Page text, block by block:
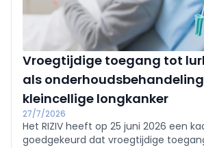
Vroegtijdige toegang tot
als
kleincellige longkanker
27/7/2026
Het RIZIV heeft op 25 juni 2026 een
goedgekeurd dat vroegtijdige